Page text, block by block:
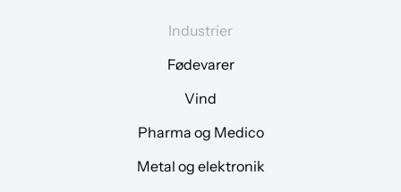
Industrier
Fødevarer
Vind
Pharma og Medico
Metal og elektronik